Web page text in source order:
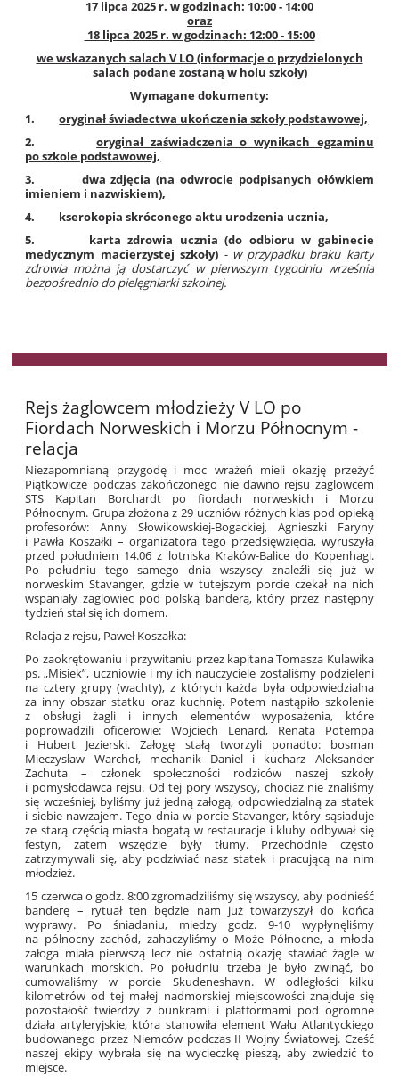
17 lipca 2025 r. w godzinach: 10:00 - 14:00
oraz
18 lipca 2025 r. w godzinach: 12:00 - 15:00
we wskazanych salach V LO (informacje o przydzielonych
salach podane zostaną w holu szkoły)
Wymagane dokumenty:
1.oryginał świadectwa ukończenia szkoły podstawowej,
2.oryginał zaświadczenia o wynikach egzaminu
po szkole podstawowej,
3. dwa zdjęcia (na odwrocie podpisanych ołówkiem
imieniem i nazwiskiem),
4. kserokopia skróconego aktu urodzenia ucznia,
5. karta zdrowia ucznia (do odbioru w gabinecie
medycznym macierzystej szkoły) - w przypadku braku karty
zdrowia można ją dostarczyć w pierwszym tygodniu września
bezpośrednio do pielęgniarki szkolnej.
Rejs żaglowcem młodzieży V LO po
Fiordach Norweskich i Morzu Północnym -
relacja
Niezapomnianą przygodę i moc wrażeń mieli okazję przeżyć
Piątkowicze podczas zakończonego nie dawno rejsu żaglowcem
STS Kapitan Borchardt po fiordach norweskich i Morzu
Północnym. Grupa złożona z 29 uczniów różnych klas pod opieką
profesorów: Anny Słowikowskiej-Bogackiej, Agnieszki Faryny
i Pawła Koszałki – organizatora tego przedsięwzięcia, wyruszyła
przed południem 14.06 z lotniska Kraków-Balice do Kopenhagi.
Po południu tego samego dnia wszyscy znaleźli się już w
norweskim Stavanger, gdzie w tutejszym porcie czekał na nich
wspaniały żaglowiec pod polską banderą, który przez następny
tydzień stał się ich domem.
Relacja z rejsu, Paweł Koszałka:
Po zaokrętowaniu i przywitaniu przez kapitana Tomasza Kulawika
ps. „Misiek”, uczniowie i my ich nauczyciele zostaliśmy podzieleni
na cztery grupy (wachty), z których każda była odpowiedzialna
za inny obszar statku oraz kuchnię. Potem nastąpiło szkolenie
z obsługi żagli i innych elementów wyposażenia, które
poprowadzili oficerowie: Wojciech Lenard, Renata Potempa
i Hubert Jezierski. Załogę stałą tworzyli ponadto: bosman
Mieczysław Warchoł, mechanik Daniel i kucharz Aleksander
Zachuta – członek społeczności rodziców naszej szkoły
i pomysłodawca rejsu. Od tej pory wszyscy, chociaż nie znaliśmy
się wcześniej, byliśmy już jedną załogą, odpowiedzialną za statek
i siebie nawzajem. Tego dnia w porcie Stavanger, który sąsiaduje
ze starą częścią miasta bogatą w restauracje i kluby odbywał się
festyn, zatem wszędzie były tłumy. Przechodnie często
zatrzymywali się, aby podziwiać nasz statek i pracującą na nim
młodzież.
15 czerwca o godz. 8:00 zgromadziliśmy się wszyscy, aby podnieść
banderę – rytuał ten będzie nam już towarzyszył do końca
wyprawy. Po śniadaniu, miedzy godz. 9-10 wypłynęliśmy
na północny zachód, zahaczyliśmy o Może Północne, a młoda
załoga miała pierwszą lecz nie ostatnią okazję stawiać żagle w
warunkach morskich. Po południu trzeba je było zwinąć, bo
cumowaliśmy w porcie Skudeneshavn. W odległości kilku
kilometrów od tej małej nadmorskiej miejscowości znajduje się
pozostałość twierdzy z bunkrami i platformami pod ogromne
działa artyleryjskie, która stanowiła element Wału Atlantyckiego
budowanego przez Niemców podczas II Wojny Światowej. Cześć
naszej ekipy wybrała się na wycieczkę pieszą, aby zwiedzić to
miejsce.